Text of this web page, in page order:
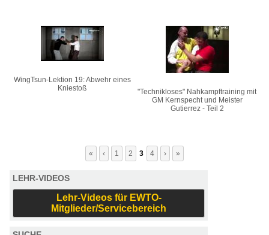
WingTsun-Lektion 19: Abwehr eines
Kniestoß
"Technikloses" Nahkampftraining mit
GM Kernspecht und Meister
Gutierrez - Teil 2
« ‹ 1 2 3 4 › »
LEHR-VIDEOS
Lehr-Videos für EWTO-
Mitglieder/Servicebereich